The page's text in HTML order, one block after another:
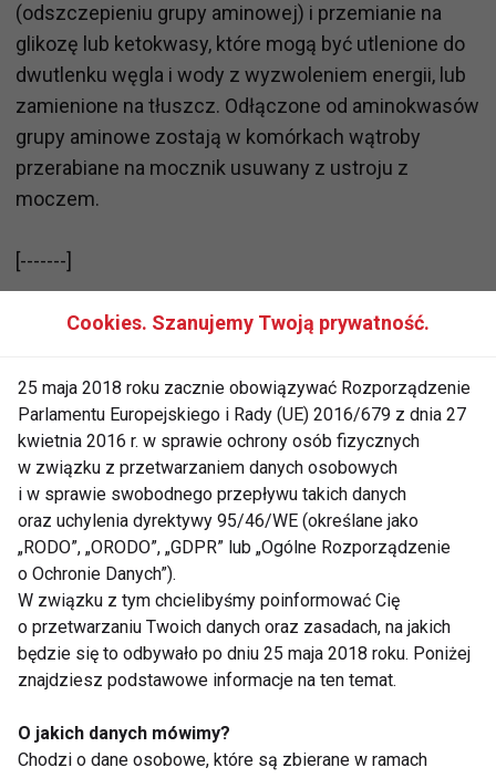
(odszczepieniu grupy aminowej) i przemianie na
glikozę lub ketokwasy, które mogą być utlenione do
dwutlenku węgla i wody z wyzwoleniem energii, lub
zamienione na tłuszcz. Odłączone od aminokwasów
grupy aminowe zostają w komórkach wątroby
przerabiane na mocznik usuwany z ustroju z
moczem.
[-------]
Proces syntezy białka tkankowego zachodzi
co dotyczy się też osób uprawiających sporty
siłowe (np. kulturystyka), toteż ich zapotrzebowanie
na białko jest największe. Organizm ludzki nie
magazynuje białek. Tylko bardzo niewielkie ich ilości
może gromadzić wątroba.
Przemiana węglowodanów
Największy procent pokarmów spożywanych przez
człowieka stanowią węglowodany, głównie w
postaci wielocukru- skrobi oraz dwusacharydów -
sacharozy, maltozy, laktozy. W procesie trawienia
ulegają one rozkładowi na cukier prosty- glukozę.
Cookies. Szanujemy Twoją prywatność.
25 maja 2018 roku zacznie obowiązywać Rozporządzenie
Parlamentu Europejskiego i Rady (UE) 2016/679 z dnia 27
kwietnia 2016 r. w sprawie ochrony osób fizycznych
w związku z przetwarzaniem danych osobowych
i w sprawie swobodnego przepływu takich danych
oraz uchylenia dyrektywy 95/46/WE (określane jako
„RODO”, „ORODO”, „GDPR” lub „Ogólne Rozporządzenie
o Ochronie Danych”).
W związku z tym chcielibyśmy poinformować Cię
o przetwarzaniu Twoich danych oraz zasadach, na jakich
będzie się to odbywało po dniu 25 maja 2018 roku. Poniżej
znajdziesz podstawowe informacje na ten temat.
O jakich danych mówimy?
Chodzi o dane osobowe, które są zbierane w ramach